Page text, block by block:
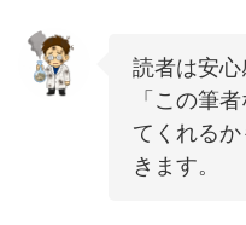
読者は安心
「この筆
てくれる
きます。